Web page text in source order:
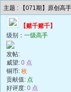
主题 : 【071期】原创高
【赌千赌千】
级别： 一级高手
发帖:
威望: 0 点
铜币: 枚
贡献值: 点
好评度: 0 点